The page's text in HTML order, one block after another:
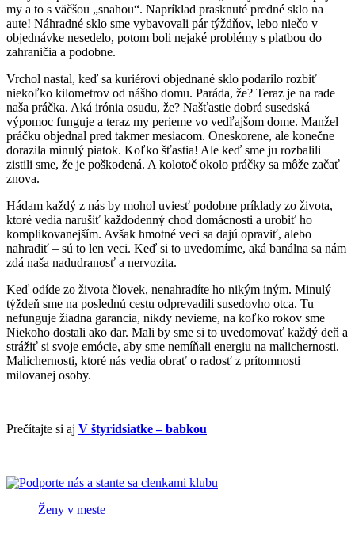
my a to s väčšou „snahou“. Napríklad prasknuté predné sklo na
aute! Náhradné sklo sme vybavovali pár týždňov, lebo niečo v
objednávke nesedelo, potom boli nejaké problémy s platbou do
zahraničia a podobne.
Vrchol nastal, keď sa kuriérovi objednané sklo podarilo rozbiť
niekoľko kilometrov od nášho domu. Paráda, že? Teraz je na rade
naša práčka. Aká irónia osudu, že? Našťastie dobrá susedská
výpomoc funguje a teraz my perieme vo vedľajšom dome. Manžel
práčku objednal pred takmer mesiacom. Oneskorene, ale konečne
dorazila minulý piatok. Koľko šťastia! Ale keď sme ju rozbalili
zistili sme, že je poškodená. A kolotoč okolo práčky sa môže začať
znova.
Hádam každý z nás by mohol uviesť podobne príklady zo života,
ktoré vedia narušiť každodenný chod domácnosti a urobiť ho
komplikovanejším. Avšak hmotné veci sa dajú opraviť, alebo
nahradiť – sú to len veci. Keď si to uvedomíme, aká banálna sa nám
zdá naša nadudranosť a nervozita.
Keď odíde zo života človek, nenahradíte ho nikým iným. Minulý
týždeň sme na poslednú cestu odprevadili susedovho otca. Tu
nefunguje žiadna garancia, nikdy nevieme, na koľko rokov sme
Niekoho dostali ako dar. Mali by sme si to uvedomovať každý deň a
strážiť si svoje emócie, aby sme nemíňali energiu na malichernosti.
Malichernosti, ktoré nás vedia obrať o radosť z prítomnosti
milovanej osoby.
Prečítajte si aj V štyridsiatke – babkou
Ženy v meste